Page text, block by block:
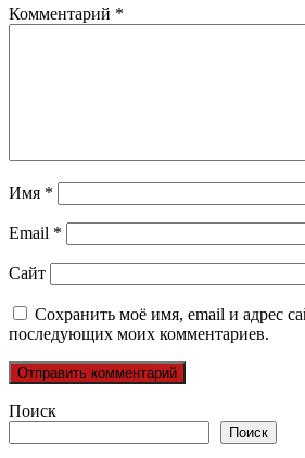
Комментарий *
Имя *
Email *
Сайт
Сохранить моё имя, email и адрес
последующих моих комментариев.
Поиск
Поиск